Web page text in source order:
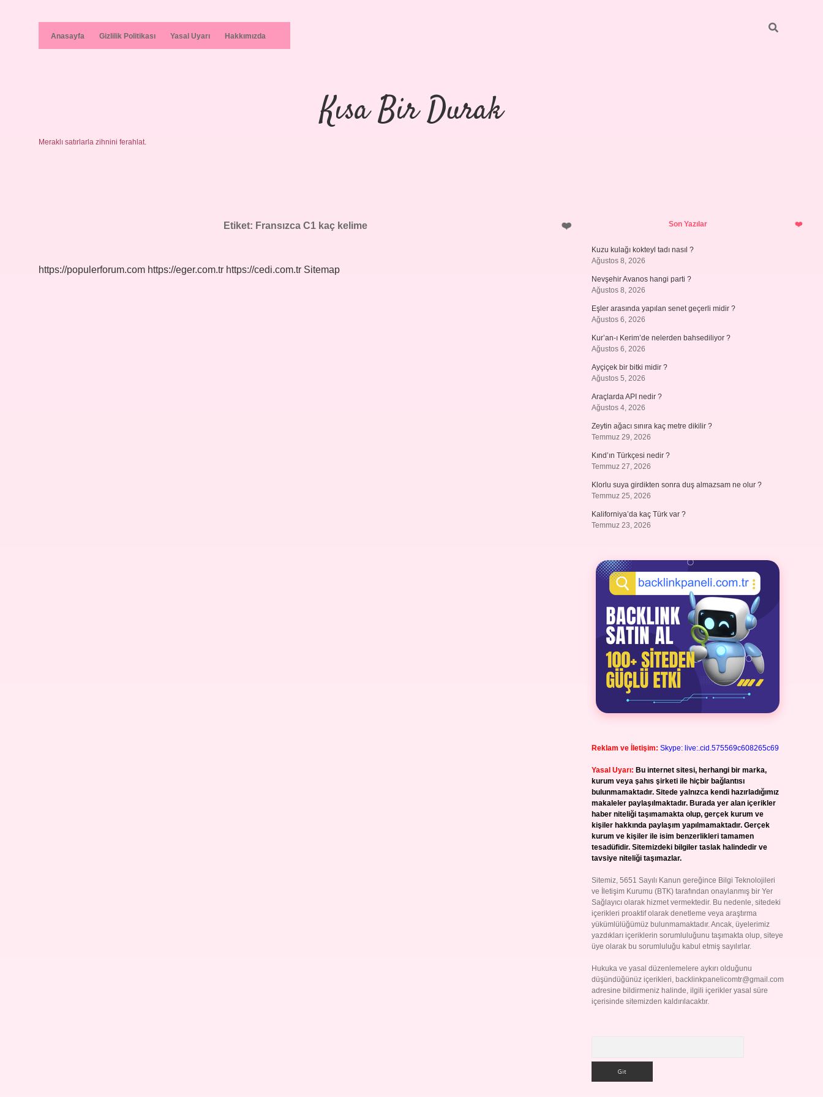
Anasayfa Gizlilik Politikası Yasal Uyarı Hakkımızda
Kısa Bir Durak
Meraklı satırlarla zihnini ferahlat.
Etiket: Fransızca C1 kaç kelime
https://populerforum.com https://eger.com.tr https://cedi.com.tr Sitemap
SidebarSon Yazılar
Kuzu kulağı kokteyl tadı nasıl ?
Ağustos 8, 2026
Nevşehir Avanos hangi parti ?
Ağustos 8, 2026
Eşler arasında yapılan senet geçerli midir ?
Ağustos 6, 2026
Kur’an-ı Kerim’de nelerden bahsediliyor ?
Ağustos 6, 2026
Ayçiçek bir bitki midir ?
Ağustos 5, 2026
Araçlarda API nedir ?
Ağustos 4, 2026
Zeytin ağacı sınıra kaç metre dikilir ?
Temmuz 29, 2026
Kınd’ın Türkçesi nedir ?
Temmuz 27, 2026
Klorlu suya girdikten sonra duş almazsam ne olur ?
Temmuz 25, 2026
Kaliforniya’da kaç Türk var ?
Temmuz 23, 2026
Reklam ve İletişim: Skype: live:.cid.575569c608265c69
Yasal Uyarı: Bu internet sitesi, herhangi bir marka,
kurum veya şahıs şirketi ile hiçbir bağlantısı
bulunmamaktadır. Sitede yalnızca kendi hazırladığımız
makaleler paylaşılmaktadır. Burada yer alan içerikler
haber niteliği taşımamakta olup, gerçek kurum ve
kişiler hakkında paylaşım yapılmamaktadır. Gerçek
kurum ve kişiler ile isim benzerlikleri tamamen
tesadüfidir. Sitemizdeki bilgiler taslak halindedir ve
tavsiye niteliği taşımazlar.
Sitemiz, 5651 Sayılı Kanun gereğince Bilgi Teknolojileri
ve İletişim Kurumu (BTK) tarafından onaylanmış bir Yer
Sağlayıcı olarak hizmet vermektedir. Bu nedenle, sitedeki
içerikleri proaktif olarak denetleme veya araştırma
yükümlülüğümüz bulunmamaktadır. Ancak, üyelerimiz
yazdıkları içeriklerin sorumluluğunu taşımakta olup, siteye
üye olarak bu sorumluluğu kabul etmiş sayılırlar.
Hukuka ve yasal düzenlemelere aykırı olduğunu
düşündüğünüz içerikleri, backlinkpanelicomtr@gmail.com
adresine bildirmeniz halinde, ilgili içerikler yasal süre
içerisinde sitemizden kaldırılacaktır.